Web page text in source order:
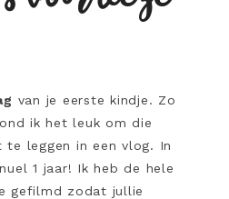
van je eerste kindje. Zo
ik het leuk om die
te leggen in een vlog. In
1 jaar! Ik heb de hele
gefilmd zodat jullie